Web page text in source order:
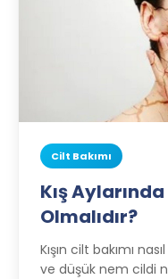
Cilt Bakımı
Kış
Olmalıdır?
Kışın cilt bakımı
ve düşük nem cildi